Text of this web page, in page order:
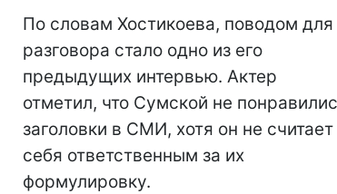
По словам Хостикоева, поводом для
разговора стало одно из его
предыдущих интервью. Актер
отметил, что Сумской не
заголовки в СМИ, хотя он не считает
себя ответственным за их
формулировку.